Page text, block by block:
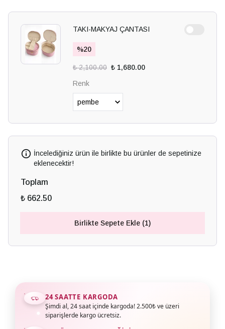
TAKI-MAKYAJ ÇANTASI
%20
₺ 2,100.00 ₺ 1,680.00
Renk
İncelediğiniz ürün ile birlikte bu ürünler de sepetinize
eklenecektir!
Toplam
₺ 662.50
Birlikte Sepete Ekle (1)
24 SAATTE KARGODA
Şimdi al, 24 saat içinde kargoda! 2.500₺ ve üzeri
siparişlerde kargo ücretsiz.